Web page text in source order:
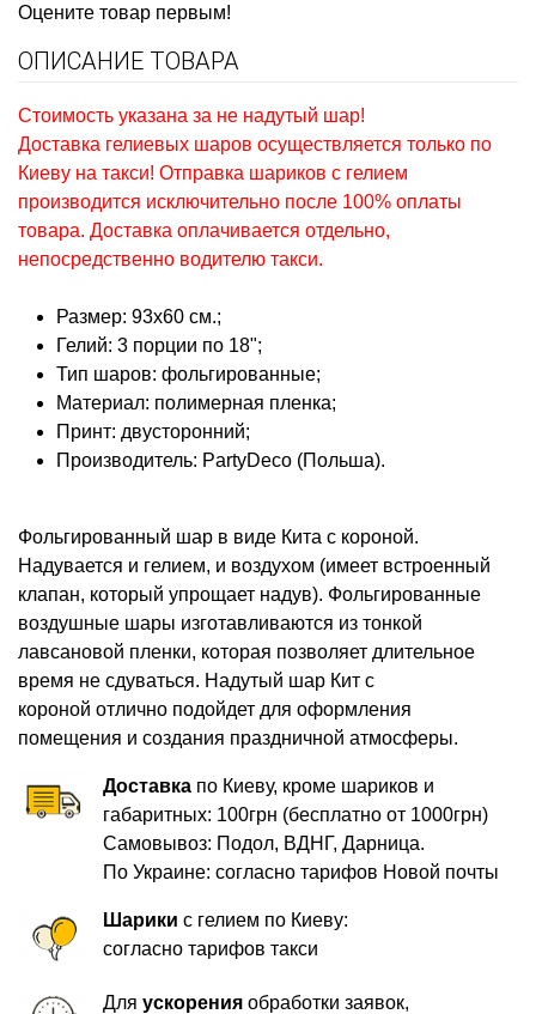
Оцените товар первым!
ОПИСАНИЕ ТОВАРА
Стоимость указана за не надутый шар!
Доставка гелиевых шаров осуществляется только по
Киеву на такси! Отправка шариков с гелием
производится исключительно после 100% оплаты
товара. Доставка оплачивается отдельно,
непосредственно водителю такси.
Размер: 93х60 см.;
Гелий: 3 порции по 18";
Тип шаров: фольгированные;
Материал: полимерная пленка;
Принт: двусторонний;
Производитель: PartyDeco (Польша).
Фольгированный шар в виде Кита с короной.
Надувается и гелием, и воздухом (имеет встроенный
клапан, который упрощает надув). Фольгированные
воздушные шары изготавливаются из тонкой
лавсановой пленки, которая позволяет длительное
время не сдуваться. Надутый шар Кит с
короной отлично подойдет для оформления
помещения и создания праздничной атмосферы.
Доставка по Киеву, кроме шариков и
габаритных: 100грн (бесплатно от 1000грн)
Самовывоз: Подол, ВДНГ, Дарница.
По Украине: согласно тарифов Новой почты
Шарики с гелием по Киеву:
согласно тарифов такси
Дляускорения обработки заявок,